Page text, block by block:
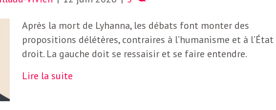
Après la mort de Lyhanna, les débats font monter des
propositions délétères, contraires à l’humanisme et à l’État
droit. La gauche doit se ressaisir et se faire entendre.
Lire la suite